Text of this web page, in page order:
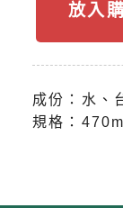
放入
成份：水、
規格：